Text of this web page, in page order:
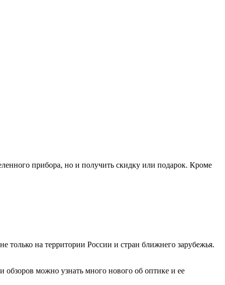
прибора, но и получить скидку или подарок. Кроме
только на территории России и стран ближнего зарубежья.
обзоров можно узнать много нового об оптике и ее